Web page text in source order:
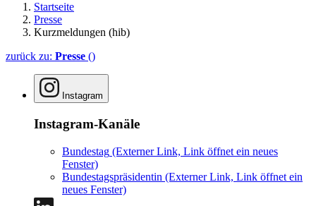
Startseite
Presse
Kurzmeldungen (hib)
zurück zu: Presse ()
Instagram
Instagram-Kanäle
Bundestag (Externer Link, Link öffnet ein neues
Fenster)
Bundestagspräsidentin (Externer Link, Link öffnet ein
neues Fenster)